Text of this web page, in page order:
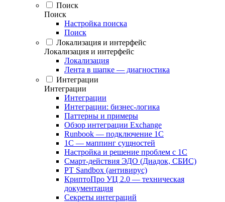
Поиск
Поиск
Настройка поиска
Поиск
Локализация и интерфейс
Локализация и интерфейс
Локализация
Лента в шапке — диагностика
Интеграции
Интеграции
Интеграции
Интеграции: бизнес-логика
Паттерны и примеры
Обзор интеграции Exchange
Runbook — подключение 1С
1С — маппинг сущностей
Настройка и решение проблем с 1С
Смарт-действия ЭДО (Диадок, СБИС)
PT Sandbox (антивирус)
КриптоПро УЦ 2.0 — техническая
документация
Секреты интеграций